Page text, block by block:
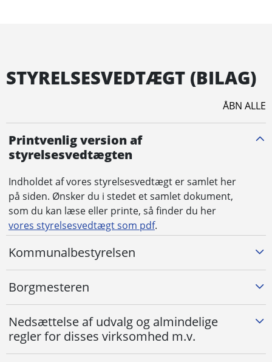
STYR­­EL­SES­VED­TÆGT (BILAG)
ÅBN ALLE
Printvenlig version af
styrelsesvedtægten
Indholdet af vores styrelsesvedtægt er samlet her
på siden. Ønsker du i stedet et samlet dokument,
som du kan læse eller printe, så finder du her
vores styrelsesvedtægt som pdf.
Kommunalbestyrelsen
Borgmesteren
Nedsættelse af udvalg og almindelige
regler for disses virksomhed m.v.